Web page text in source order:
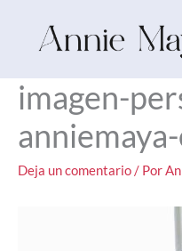
imagen-
Deja un comentario/ Por